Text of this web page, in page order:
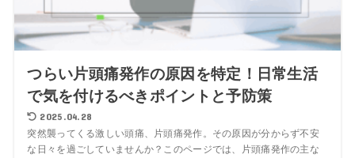
つらい片頭痛発作の原因を特定！日常生活
で気を付けるべきポイントと予防策
2025.04.28
突然襲ってくる激しい頭痛、片頭痛発作。その原因が分からず不安
な日々を過ごしていませんか？このページでは、片頭痛発作の主な